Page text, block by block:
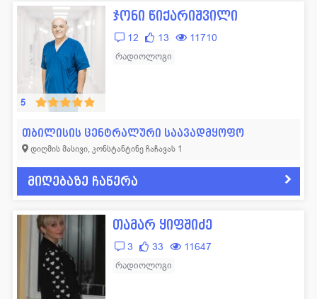
5
ჯონი წიქარიშვილი
12 13 11710
რადიოლოგი
თბილისის ცენტრალური საავადმყოფო
დიღმის მასივი, კონსტანტინე ჩაჩავას 1
მიღებაზე ჩაწერა
თამარ ყიფშიძე
3 33 11647
რადიოლოგი